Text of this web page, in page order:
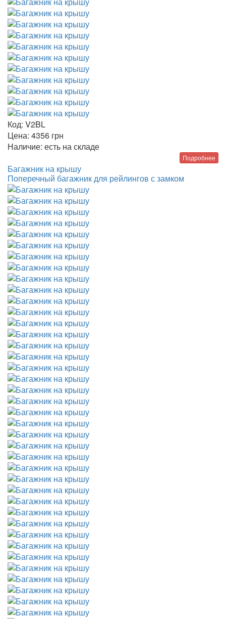
Код: V2BL
Цена: 4356 грн
Наличие: есть на складе
Подробнее
Багажник на крышу
Поперечный багажник для рейлингов с замком